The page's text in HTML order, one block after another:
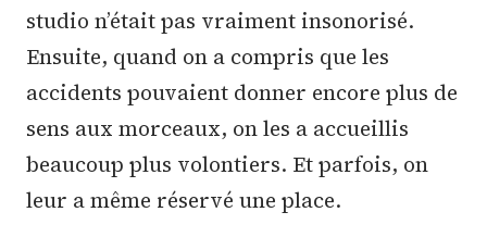
studio n’était pas vraiment insonorisé.
Ensuite, quand on a compris que les
accidents pouvaient donner encore plus de
sens aux morceaux, on les a accueillis
beaucoup plus volontiers. Et parfois, on
leur a même réservé une place.